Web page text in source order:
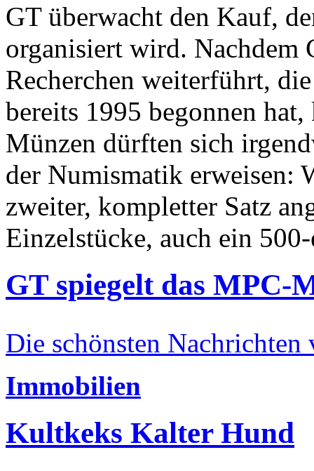
GT überwacht den Kauf,
organisiert wird. Nachdem
Recherchen weiterführt,
bereits 1995 begonnen
Münzen dürften sich
der Numismatik erweisen:
zweiter, kompletter Satz
Einzelstücke, auch ein
GT spiegelt das MPC-
Die schönsten Nachrichten
Immobilien
Kultkeks Kalter Hund